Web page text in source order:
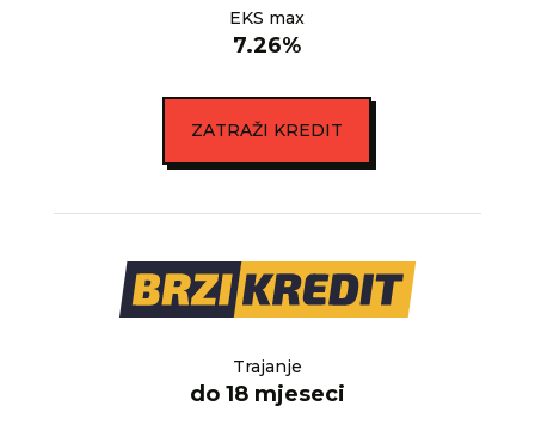
EKS max
7.26%
ZATRAŽI KREDIT
Trajanje
do 18 mjeseci